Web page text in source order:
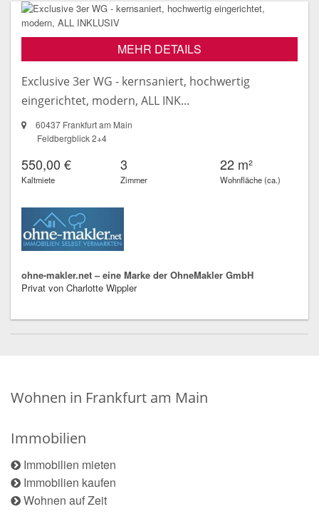
MEHR DETAILS
Exclusive 3er WG - kernsaniert, hochwertig
eingerichtet, modern, ALL INK...
60437 Frankfurt am Main
Feldbergblick 2+4
550,00 €
Kaltmiete
3
Zimmer
22 m²
Wohnfläche (ca.)
ohne-makler.net – eine Marke der OhneMakler GmbH
Privat von Charlotte Wippler
Wohnen in Frankfurt am Main
Immobilien
Immobilien mieten
Immobilien kaufen
Wohnen auf Zeit